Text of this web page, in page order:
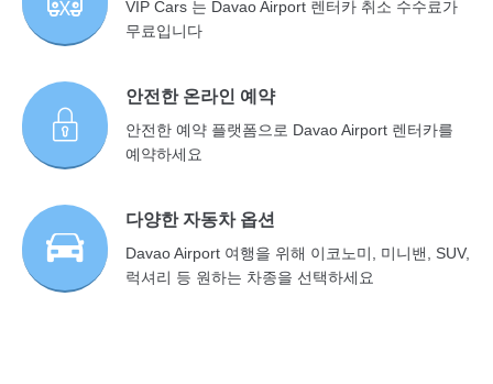
VIP Cars 는 Davao Airport 렌터카 취소 수수료가
무료입니다
안전한 온라인 예약
안전한 예약 플랫폼으로 Davao Airport 렌터카를
예약하세요
다양한 자동차 옵션
Davao Airport 여행을 위해 이코노미, 미니밴, SUV,
럭셔리 등 원하는 차종을 선택하세요